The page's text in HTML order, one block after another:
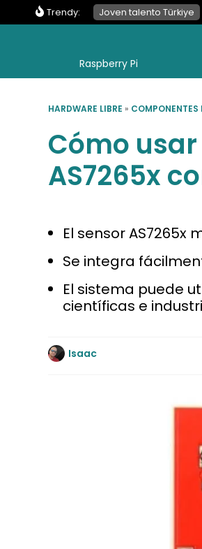
Raspberry Pi
Trendy: Joven talento Türkiye
HARDWARE LIBRE » COMPONENTES
Cómo
AS7265x
El sensor AS7265x
Se integra
El sistema puede
científicas e
Isaac